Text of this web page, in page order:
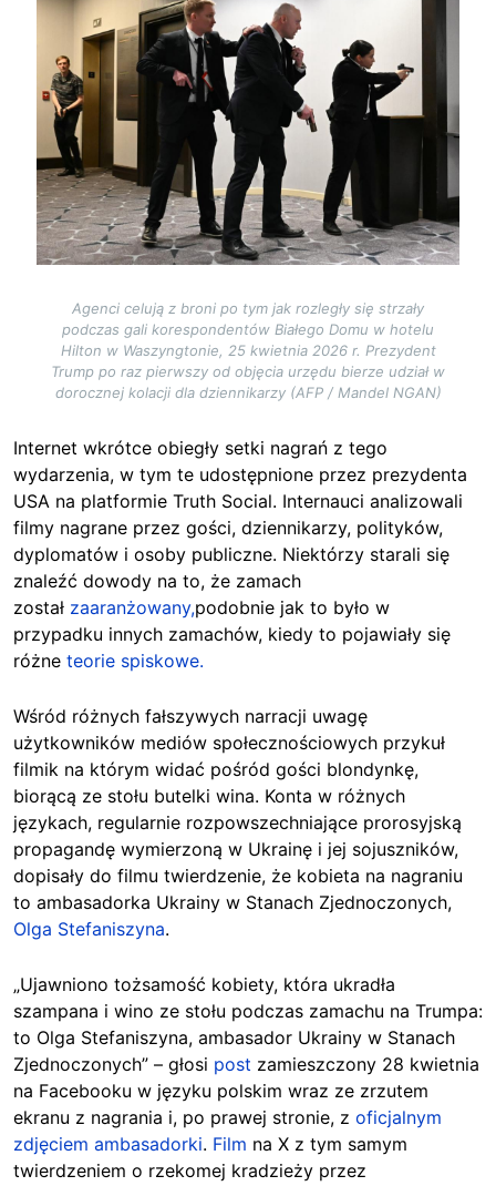
Agenci celują z broni po tym jak rozległy się strzały
podczas gali korespondentów Białego Domu w hotelu
Hilton w Waszyngtonie, 25 kwietnia 2026 r. Prezydent
Trump po raz pierwszy od objęcia urzędu bierze udział w
dorocznej kolacji dla dziennikarzy (AFP / Mandel NGAN)
Internet wkrótce obiegły setki nagrań z tego
wydarzenia, w tym te udostępnione przez prezydenta
USA na platformie Truth Social. Internauci analizowali
filmy nagrane przez gości, dziennikarzy, polityków,
dyplomatów i osoby publiczne. Niektórzy starali się
znaleźć dowody na to, że zamach
został zaaranżowany,podobnie jak to było w
przypadku innych zamachów, kiedy to pojawiały się
różne teorie spiskowe.
Wśród różnych fałszywych narracji uwagę
użytkowników mediów społecznościowych przykuł
filmik na którym widać pośród gości blondynkę,
biorącą ze stołu butelki wina. Konta w różnych
językach, regularnie rozpowszechniające prorosyjską
propagandę wymierzoną w Ukrainę i jej sojuszników,
dopisały do filmu twierdzenie, że kobieta na nagraniu
to ambasadorka Ukrainy w Stanach Zjednoczonych,
Olga Stefaniszyna.
„Ujawniono tożsamość kobiety, która ukradła
szampana i wino ze stołu podczas zamachu na Trumpa:
to Olga Stefaniszyna, ambasador Ukrainy w Stanach
Zjednoczonych” – głosi post zamieszczony 28 kwietnia
na Facebooku w języku polskim wraz ze zrzutem
ekranu z nagrania i, po prawej stronie, z oficjalnym
zdjęciem ambasadorki. Film na X z tym samym
twierdzeniem o rzekomej kradzieży przez